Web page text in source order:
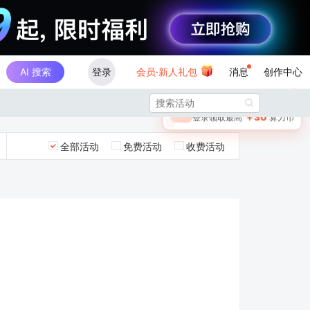
AI 搜索 登录 会员·新人礼包 消息 创作中心
🎁 未登录
登录领取最高￥30算力币

全部活动 免费活动 收费活动